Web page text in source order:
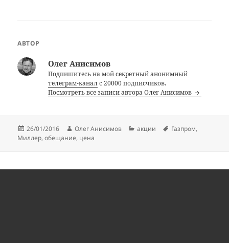
АВТОР
Олег Анисимов
Подпишитесь на мой секретный анонимный
телеграм-каналс 20000 подписчиков.
Посмотреть все записи автора Олег Анисимов
Опубликовано
26/01/2016 Автор
Олег Анисимов Рубрики
акции Метки
Газпром,
Миллер,обещание, цена